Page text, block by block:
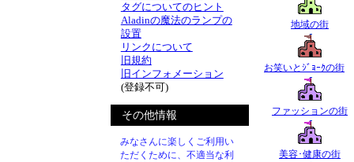
タグについてのヒント
Aladinの魔法のランプの
設置
リンクについて
旧規約
旧インフォメーション
(登録不可)
その他情報
みなさんに楽しくご利用い
ただくために、不適当な利
地域の街
お笑いとｼﾞｮｰｸの街
ファッションの街
美容･健康の街